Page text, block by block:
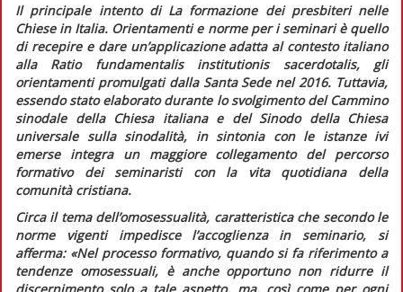
Il principale intento di La formazione dei presbiteri nelle
Chiese in Italia. Orientamenti e norme per i seminariè quello
di recepire e dare un’applicazione adatta al contesto italiano
alla Ratio fundamentalis institutionis sacerdotalis,gli
orientamenti promulgati dalla Santa Sede nel 2016. Tuttavia,
essendo stato elaborato durante lo svolgimento del Cammino
sinodale della Chiesa italiana e del Sinodo della Chiesa
universale sulla sinodalità, in sintonia con le istanze ivi
emerse integra un maggiore collegamento del percorso
formativo dei seminaristi con la vita quotidiana della
comunità cristiana.
Circa il tema dell’omosessualità, caratteristica che secondo le
norme vigenti impedisce l’accoglienza in seminario, si
afferma: «Nel processo formativo, quando si fa riferimento a
tendenze omosessuali, è anche opportuno non ridurre il